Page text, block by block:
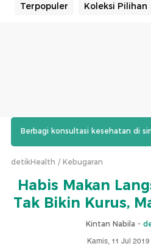
Terpopuler Koleksi Pilihan
Berbagi konsultasi kesehatan di
detikHealth Kebugaran
Habis Makan
Tak Bikin Kurus,
Kintan Nabila -
Kamis, 11 Jul